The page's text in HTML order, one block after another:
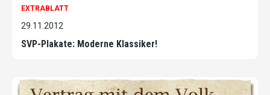
EXTRABLATT
29.11.2012
SVP-Plakate: Moderne Klassiker!